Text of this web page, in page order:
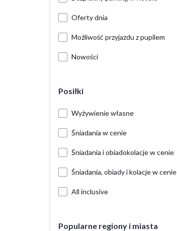
Oferty dnia
Możliwość przyjazdu z pupilem
Nowości
Posiłki
Wyżywienie własne
Śniadania w cenie
Śniadania i obiadokolacje w cenie
Śniadania, obiady i kolacje w cenie
All inclusive
Popularne regiony i miasta